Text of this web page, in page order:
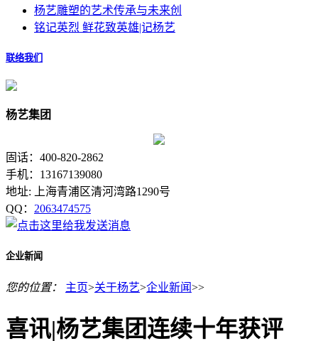
杨艺雕塑的艺术传承与未来创
铭记英烈 鲜花致英雄|记杨艺
联络我们
杨艺集团
固话：400-820-2862
手机：13167139080
地址: 上海青浦区清河湾路1290号
QQ： 2063474575
企业新闻
您的位置： 主页>关于杨艺>企业新闻>>
喜讯|杨艺集团连续十年获评